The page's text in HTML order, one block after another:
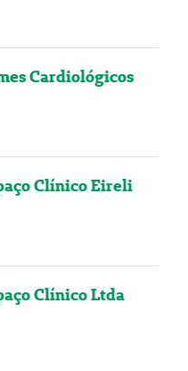
Cardiológicos
Clínico Eireli
Clínico Ltda